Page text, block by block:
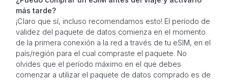
más tarde?
¡Claro que sí, incluso recomendamos esto! El período de
validez del paquete de datos comienza en el momento
de la primera conexión a la red a través de tu eSIM, en el
país/región para el cual compraste el paquete. No
olvides que el período máximo en el que debes
comenzar a utilizar el paquete de datos comprado es de